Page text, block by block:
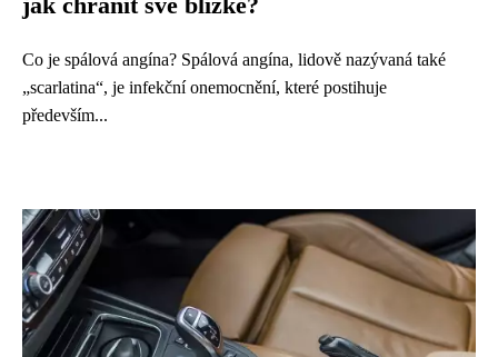
jak chránit své blízké?
Co je spálová angína? Spálová angína, lidově nazývaná také
„scarlatina“, je infekční onemocnění, které postihuje
především...